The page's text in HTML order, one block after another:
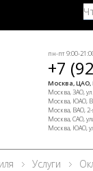
пн-пт 9:00-
+7
Москва, ЦАО,
Москва, ЗАО,
Москва, ЮАО,
Москва, ВАО, 2-
Москва, САО,
Москва, ЮАО,
Услуги